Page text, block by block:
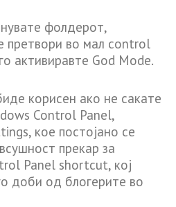
фолдерот,
претвори во мал control
активиравте God Mode.
корисен ако не сакате
Control Panel,
кое постојано се
прекар за
Panel shortcut, кој
доби од блогерите во